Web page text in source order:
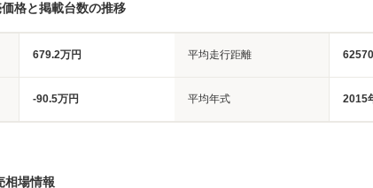
格と掲載台数の推移
679.2万円 平均走行距離
-90.5万円 平均年式 2015
相場情報